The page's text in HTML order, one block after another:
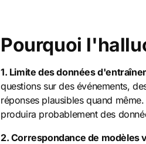
Pourquoi
1. Limite des données
questions sur des événements,
réponses plausibles quand
produira probablement des
2. Correspondance de modèles